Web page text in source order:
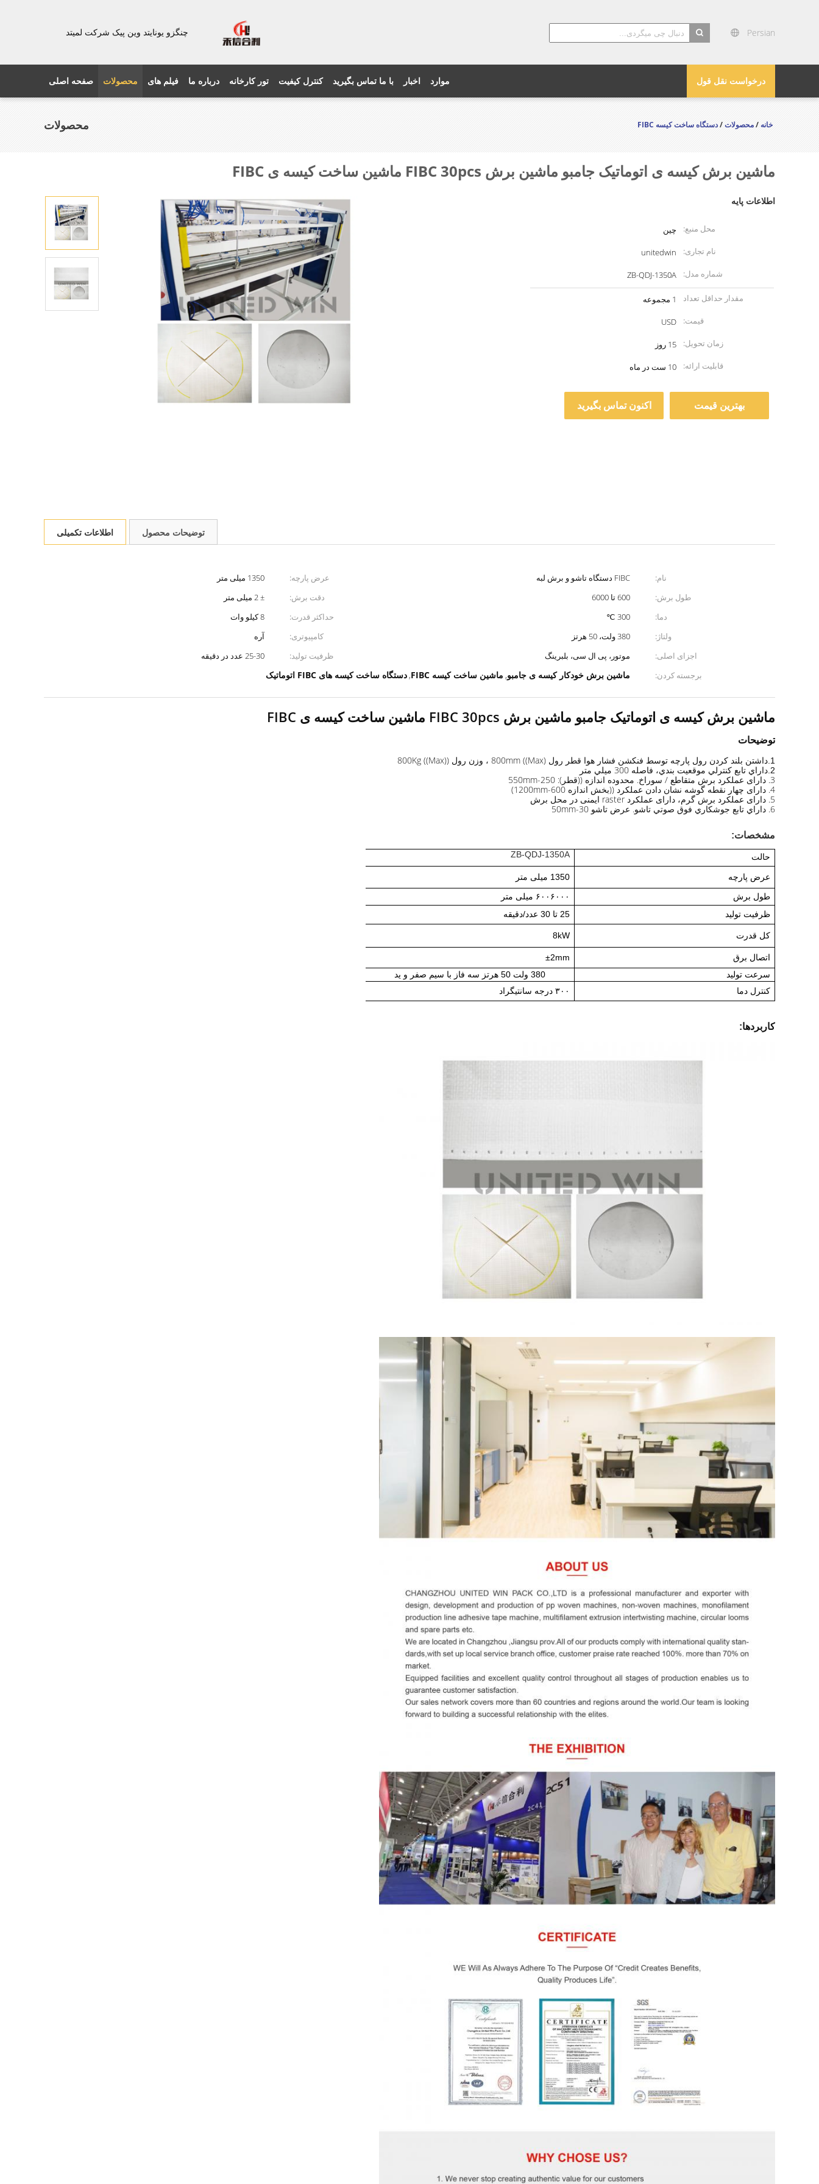
چنگزو یونایتد وین پیک شرکت لمیتد
Persian
درخواست نقل قول صفحه اصلی محصولات فیلم های درباره ما تور کارخانه کنترل کیفیت با ما تماس بگیرید اخبار موارد
محصولات خانه/محصولات/دستگاه ساخت کیسه FIBC
ماشین برش کیسه ی اتوماتیک جامبو ماشین برش FIBC 30pcs ماشین ساخت کیسه ی FIBC
اطلاعات پایه
محل منبع:
چین
نام تجاری:
unitedwin
شماره مدل:
ZB-QDJ-1350A
مقدار حداقل تعداد
سفارش:
1 مجموعه
قیمت:
USD
زمان تحویل:
15 روز
قابلیت ارائه:
10 ست در ماه
بهترین قیمت اکنون تماس بگیرید
اطلاعات تکمیلی توضیحات محصول
نام: FIBC دستگاه تاشو و برش لبه عرض پارچه:
1350 میلی متر
طول برش:
600 تا 6000 دقت برش:
± 2 میلی متر
دما:
300 ℃ حداکثر قدرت:
8 کیلو وات
ولتاژ:
380 ولت، 50 هرتز کامپیوتری:
آره
اجزای اصلی:
موتور، پی ال ​​سی، بلبرینگ ظرفیت تولید:
25-30 عدد در دقیقه
برجسته کردن:
ماشین برش خودکار کیسه ی جامبو, ماشین ساخت کیسه FIBC , دستگاه ساخت کیسه های FIBC اتوماتیک
ماشین برش کیسه ی اتوماتیک جامبو ماشین برش FIBC 30pcs ماشین ساخت کیسه ی FIBC
توضیحات
1. داشتن بلند کردن رول پارچه توسط فنکشن فشار هوا قطر رول 800mm ((Max) ، وزن رول 800Kg ((Max))
2. داراي تابع کنترلي موقعيت بندي، فاصله 300 ميلي متر
3. دارای عملکرد برش متقاطع / سوراخ. محدوده اندازه ((قطر): 250-550mm
4. دارای چهار نقطه گوشه نشان دادن عملکرد ((بخش اندازه 600-1200mm)
5. دارای عملکرد برش گرم، دارای عملکرد raster ایمنی در محل برش
6. داراي تابع جوشکاري فوق صوتي تاشو. عرض تاشو 30-50mm
مشخصات:
حالت ZB-QDJ-1350A
عرض پارچه
1350 میلی متر
طول برش
۶۰۰۶۰۰۰ میلی متر
ظرفیت تولید
25 تا 30 عدد/دقیقه
کل قدرت 8kW
اتصال برق ±2mm
سرعت تولید
380 ولت 50 هرتز سه فاز با سیم صفر و ید
کنترل دما
۳۰۰ درجه سانتیگراد
کاربردها: